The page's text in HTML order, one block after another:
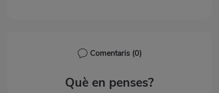
Comentaris (0)
Què en penses?